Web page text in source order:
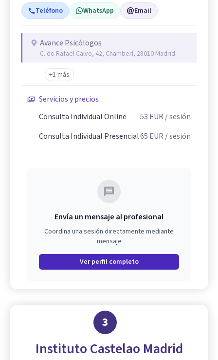
Teléfono WhatsApp Email
Avance Psicólogos
C. de Rafael Calvo, 42, Chamberí, 28010 Madrid
+1 más
Servicios y precios
Consulta Individual Online
53 EUR/ sesión
Consulta Individual Presencial65 EUR/ sesión
Envía un mensaje al profesional
Coordina una sesión directamente mediante
mensaje
Ver perfil completo
3
Instituto Castelao Madrid